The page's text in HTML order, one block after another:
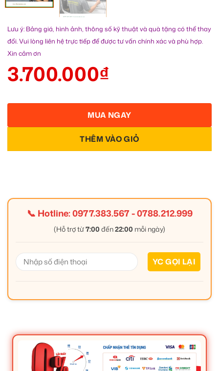
Lưu ý: Bảng giá, hình ảnh, thông số kỹ thuật và quà tặng có thể thay
đổi. Vui lòng liên hệ trực tiếp để được tư vấn chính xác và phù hợp.
Xin cảm ơn
3.700.000₫
THÊM VÀO GIỎ
MUA NGAY
📞 Hotline:0977.383.567-0788.212.999
(Hỗ trợ từ7:00 đến22:00 mỗi ngày)